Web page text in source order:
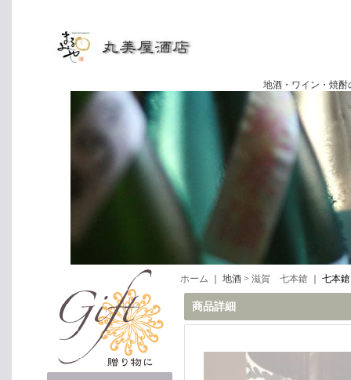
地酒・ワイン・焼酎の専門店
ホーム ｜ 地酒 > 滋賀 七本鎗 七本
商品詳細